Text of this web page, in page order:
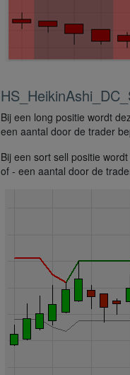
Bij een long positie wordt
een aantal door de trader
Bij een sort sell positie
of - een aantal door de